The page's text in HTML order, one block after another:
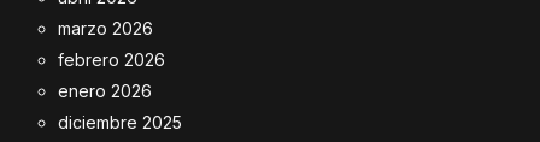
marzo 2026
febrero 2026
enero 2026
diciembre 2025